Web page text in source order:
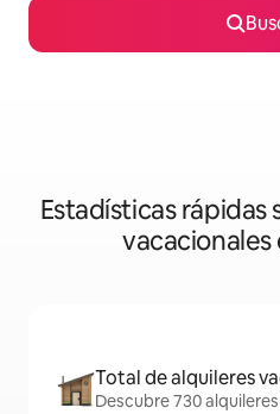
Estadísticas
vacacionales
Total de alquileres
Descubre 730